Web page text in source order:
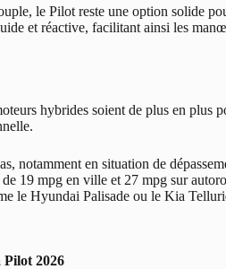
le Pilot reste une option solide
et réactive, facilitant ainsi les
hybrides soient de plus en plus
notamment en situation de
19 mpg en ville et 27 mpg sur
le Hyundai Palisade ou le Kia
Pilot 2026